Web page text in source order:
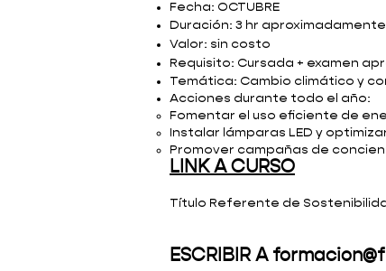
Fecha: OCTUBRE
Duración: 3 hr aproximadamente
Valor: sin costo
Requisito: Cursada + examen
Temática: Cambio climático y
Acciones durante todo el año:
Fomentar el uso eficiente de
Instalar lámparas LED y
Promover campañas de
LINK A CURSO
Título Referente de
ESCRIBIR A